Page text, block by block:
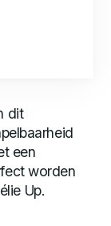
dit
een
worden
Up.